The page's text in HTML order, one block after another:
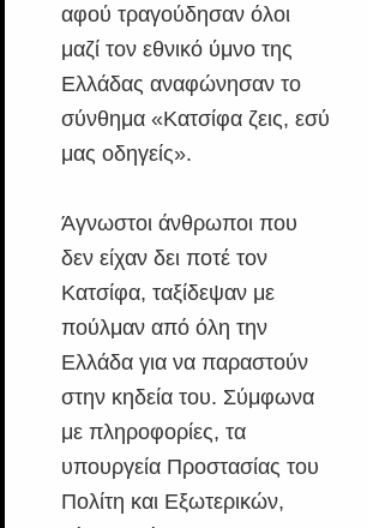
αφού τραγούδησαν όλοι
μαζί τον εθνικό ύμνο της
Ελλάδας αναφώνησαν το
σύνθημα «Κατσίφα ζεις, εσύ
μας οδηγείς».
Άγνωστοι άνθρωποι που
δεν είχαν δει ποτέ τον
Κατσίφα, ταξίδεψαν με
πούλμαν από όλη την
Ελλάδα για να παραστούν
στην κηδεία του. Σύμφωνα
με πληροφορίες, τα
υπουργεία Προστασίας του
Πολίτη και Εξωτερικών,